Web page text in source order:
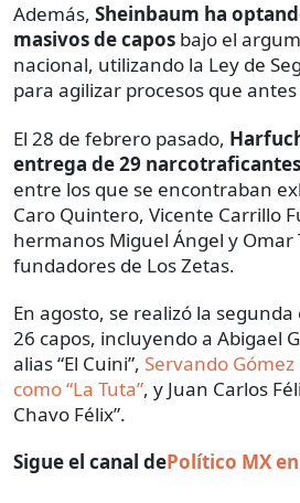
Además, Sheinbaum ha
masivos de capos bajo el
nacional, utilizando la Ley de
para agilizar procesos que
El 28 de febrero pasado,
entrega de 29
entre los que se encontraban
Caro Quintero, Vicente Carrillo
hermanos Miguel Ángel y Omar
fundadores de Los Zetas.
En agosto, se realizó la
26 capos, incluyendo a Abigael
alias “El Cuini”, Servando
como “La Tuta”, y Juan Carlos
Chavo Félix”.
Sigue el canal dePolítico MX